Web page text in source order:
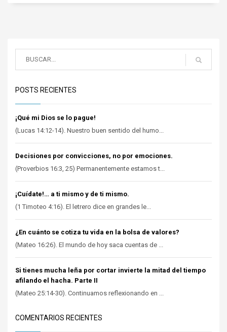
POSTS RECIENTES
¡Qué mi Dios se lo pague!
(Lucas 14:12-14). Nuestro buen sentido del humo...
Decisiones por convicciones, no por emociones.
(Proverbios 16:3, 25) Permanentemente estamos t...
¡Cuídate!… a ti mismo y de ti mismo.
(1 Timoteo 4:16). El letrero dice en grandes le...
¿En cuánto se cotiza tu vida en la bolsa de valores?
(Mateo 16:26). El mundo de hoy saca cuentas de ...
Si tienes mucha leña por cortar invierte la mitad del tiempo
afilando el hacha. Parte II
(Mateo 25:14-30). Continuamos reflexionando en ...
COMENTARIOS RECIENTES